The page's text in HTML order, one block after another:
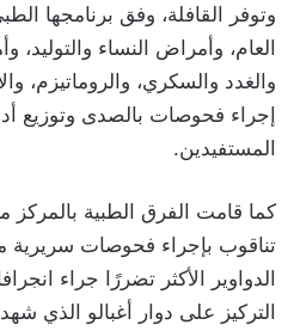
وتوفر القافلة، وفق برنامجها
العام، وأمراض النساء والتوليد،
والغدد والسكري، والروماتيزم،
إجراء فحوصات بالصدى وتوزيع
المستفيدين.
كما قامت الفرق الطبية
تناقوب بإجراء فحوصات سريرية
الدواوير الأكثر تضررًا جراء
التركيز على دوار أغبالو الذي